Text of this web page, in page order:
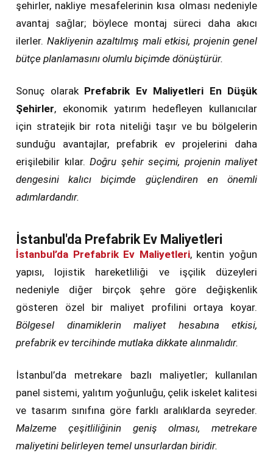
şehirler, nakliye mesafelerinin kısa olması nedeniyle
avantaj sağlar; böylece montaj süreci daha akıcı
ilerler. Nakliyenin azaltılmış mali etkisi, projenin genel
bütçe planlamasını olumlu biçimde dönüştürür.
Sonuç olarak Prefabrik Ev Maliyetleri En Düşük
Şehirler, ekonomik yatırım hedefleyen kullanıcılar
için stratejik bir rota niteliği taşır ve bu bölgelerin
sunduğu avantajlar, prefabrik ev projelerini daha
erişilebilir kılar. Doğru şehir seçimi, projenin maliyet
dengesini kalıcı biçimde güçlendiren en önemli
adımlardandır.
İstanbul'da Prefabrik Ev Maliyetleri
İstanbul’da Prefabrik Ev Maliyetleri, kentin yoğun
yapısı, lojistik hareketliliği ve işçilik düzeyleri
nedeniyle diğer birçok şehre göre değişkenlik
gösteren özel bir maliyet profilini ortaya koyar.
Bölgesel dinamiklerin maliyet hesabına etkisi,
prefabrik ev tercihinde mutlaka dikkate alınmalıdır.
İstanbul’da metrekare bazlı maliyetler; kullanılan
panel sistemi, yalıtım yoğunluğu, çelik iskelet kalitesi
ve tasarım sınıfına göre farklı aralıklarda seyreder.
Malzeme çeşitliliğinin geniş olması, metrekare
maliyetini belirleyen temel unsurlardan biridir.